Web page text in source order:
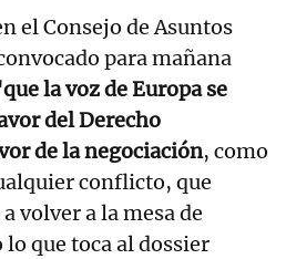
el Consejo de Asuntos
para mañana
la voz de Europa se
del Derecho
de la negociación, como
conflicto, que
volver a la mesa de
que toca al dossier